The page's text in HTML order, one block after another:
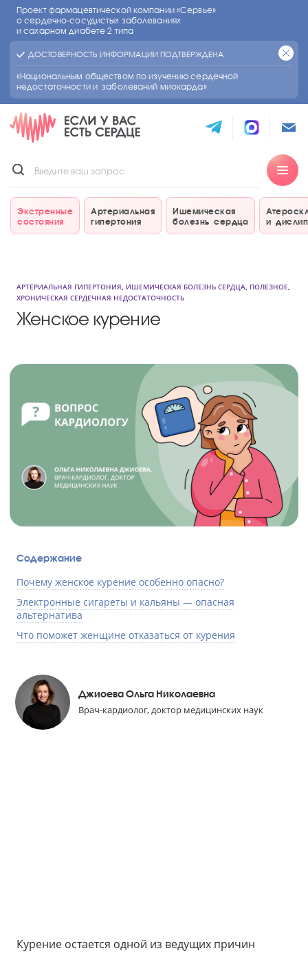
Проект фармацевтической компании «Сервье»
о сердечно-сосудистых заболеваниях
и сахарном диабете 2 типа
ДОСТОВЕРНОСТЬ ИНФОРМАЦИИ ПОДТВЕРЖДЕНА
«Национальным обществом по изучению сердечной
недостаточности и заболеваний миокарда»
Экстренные
состояния
Артериальная
гипертония
Ишемическая
болезнь сердца
и
АРТЕРИАЛЬНАЯ ГИПЕРТОНИЯ, ИШЕМИЧЕСКАЯ БОЛЕЗНЬ СЕРДЦА, ПОЛЕЗНОЕ,
ХРОНИЧЕСКАЯ СЕРДЕЧНАЯ НЕДОСТАТОЧНОСТЬ
Женское курение
Содержание
Почему женское курение особенно опасно?
Электронные сигареты и кальяны — опасная
альтернатива
Что поможет женщине отказаться от курения
Джиоева Ольга Николаевна
Врач-кардиолог, доктор медицинских наук
Курение остается одной из ведущих причин